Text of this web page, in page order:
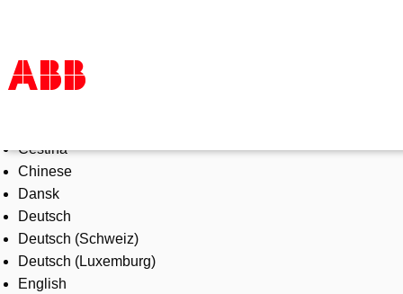
Products & Solutions
Industries
Services
About us
Where to buy
Contact us
Careers
Čeština
Chinese
Dansk
Deutsch
Deutsch (Schweiz)
Deutsch (Luxemburg)
English